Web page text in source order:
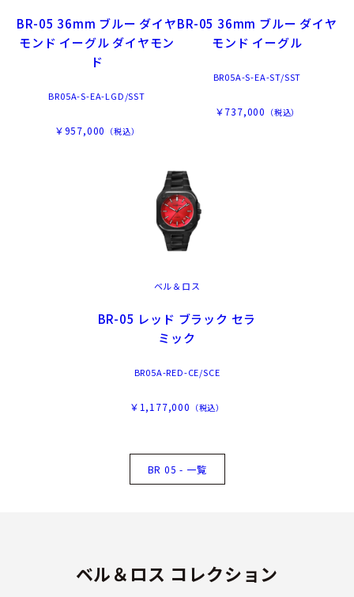
BR-05 36mm ブルー ダイヤ
モンド イーグル ダイヤモン
ド
BR05A-S-EA-LGD/SST
￥957,000 （税込）
BR-05 36mm ブルー ダイヤ
モンド イーグル
BR05A-S-EA-ST/SST
￥737,000 （税込）
ベル＆ロス
BR-05 レッド ブラック セラ
ミック
BR05A-RED-CE/SCE
￥1,177,000 （税込）
BR 05 - 一覧
ベル＆ロス コレクション